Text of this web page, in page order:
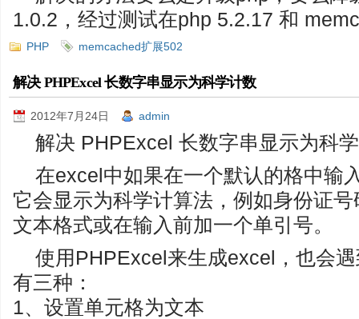
1.0.2，经过测试在php 5.2.17 和
PHP memcached扩展502
解决 PHPExcel 长数字串显示为科学计数
2012年7月24日 admin
解决 PHPExcel 长数字串显示为科
在excel中如果在一个默认的格中输
它会显示为科学计算法，例如身份证
文本格式或在输入前加一个单引号。
使用PHPExcel来生成excel，也会
有三种：
1、设置单元格为文本